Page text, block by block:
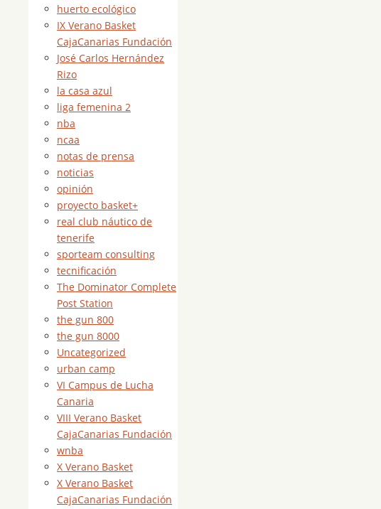
huerto ecológico
IX Verano Basket
CajaCanarias Fundación
José Carlos Hernández
Rizo
la casa azul
liga femenina 2
nba
ncaa
notas de prensa
noticias
opinión
proyecto basket+
real club náutico de
tenerife
sporteam consulting
tecnificación
The Dominator Complete
Post Station
the gun 800
the gun 8000
Uncategorized
urban camp
VI Campus de Lucha
Canaria
VIII Verano Basket
CajaCanarias Fundación
wnba
X Verano Basket
X Verano Basket
CajaCanarias Fundación